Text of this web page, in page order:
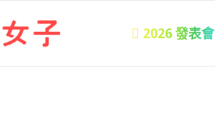
 2026 發表會